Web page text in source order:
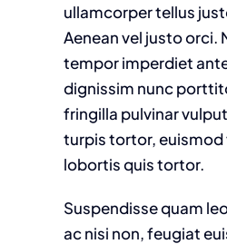
ullamcorper tellus
Aenean vel justo orci.
tempor imperdiet
dignissim nunc
fringilla pulvinar
turpis tortor,
lobortis quis tortor.
Suspendisse quam
ac nisi non, feugiat